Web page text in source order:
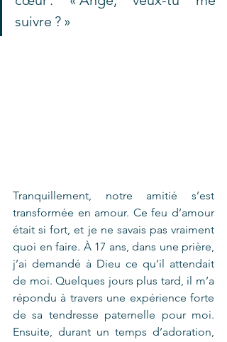
suivre ? »
Tranquillement, notre amitié s’est
transformée en amour. Ce feu d’amour
était si fort, et je ne savais pas vraiment
quoi en faire. À 17 ans, dans une prière,
j’ai demandé à Dieu ce qu’il attendait
de moi. Quelques jours plus tard, il m’a
répondu à travers une expérience forte
de sa tendresse paternelle pour moi.
Ensuite, durant un temps d’adoration,